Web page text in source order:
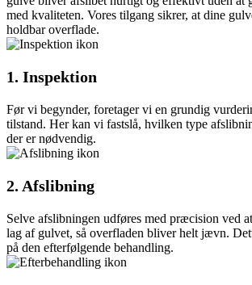
med kvaliteten. Vores tilgang sikrer, at dine
holdbar overflade.
1. Inspektion
Før vi begynder, foretager vi en grundig
tilstand. Her kan vi fastslå, hvilken type
der er nødvendig.
2. Afslibning
Selve afslibningen udføres med præcision ved
lag af gulvet, så overfladen bliver helt jævn.
på den efterfølgende behandling.